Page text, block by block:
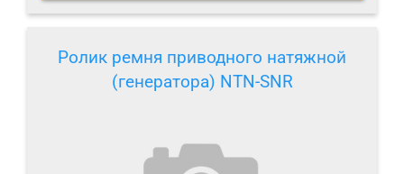
Ролик ремня приводного натяжной
(генератора) NTN-SNR